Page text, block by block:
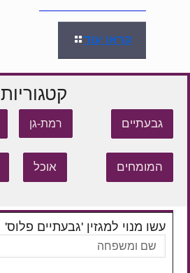
קראו עוד
קטגוריות
גבעתיים רמת-גן
המומחים אוכל
עשו מנוי למגזין 'גבעתיים פלוס'